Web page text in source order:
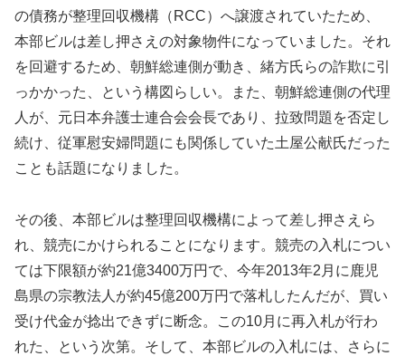
の債務が整理回収機構（RCC）へ譲渡されていたため、
本部ビルは差し押さえの対象物件になっていました。それ
を回避するため、朝鮮総連側が動き、緒方氏らの詐欺に引
っかかった、という構図らしい。また、朝鮮総連側の代理
人が、元日本弁護士連合会会長であり、拉致問題を否定し
続け、従軍慰安婦問題にも関係していた土屋公献氏だった
ことも話題になりました。
その後、本部ビルは整理回収機構によって差し押さえら
れ、競売にかけられることになります。競売の入札につい
ては下限額が約21億3400万円で、今年2013年2月に鹿児
島県の宗教法人が約45億200万円で落札したんだが、買い
受け代金が捻出できずに断念。この10月に再入札が行わ
れた、という次第。そして、本部ビルの入札には、さらに